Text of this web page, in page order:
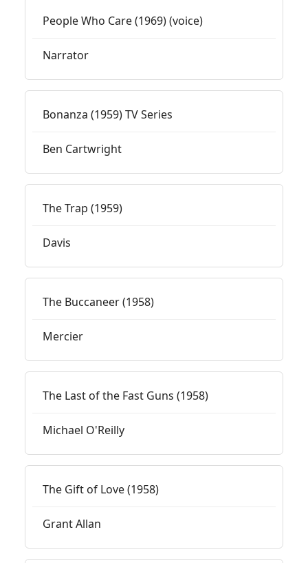
People Who Care (1969) (voice)
Narrator
Bonanza (1959) TV Series
Ben Cartwright
The Trap (1959)
Davis
The Buccaneer (1958)
Mercier
The Last of the Fast Guns (1958)
Michael O'Reilly
The Gift of Love (1958)
Grant Allan